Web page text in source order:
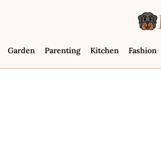
Garden Parenting Kitchen Fashion